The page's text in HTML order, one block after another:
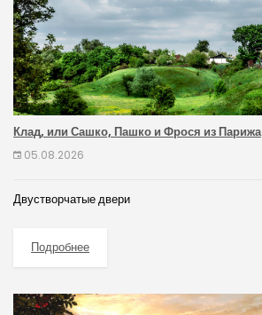
Клад, или Сашко, Пашко и Фрося из Парижа
05.08.2026
Двустворчатые двери
Подробнее